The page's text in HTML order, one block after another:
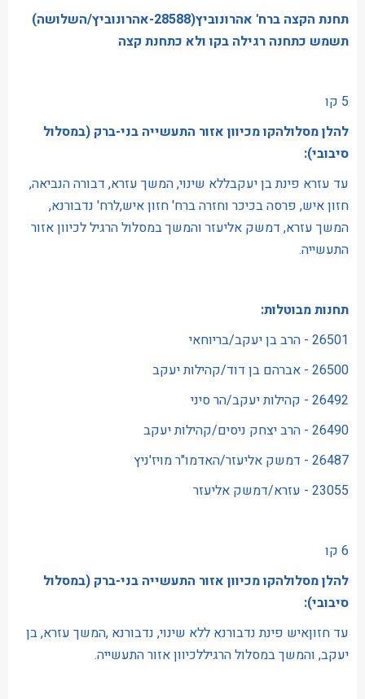
תחנת הקצה ברח' אהרונוביץ(28588-אהרונוביץ/השלושה)
תשמש כתחנה רגילה בקו ולא כתחנת קצה
5 קו
להלן מסלולהקו מכיוון אזור התעשייה בני-ברק (במסלול
סיבובי):
עד עזרא פינת בן יעקבללא שינוי, המשך עזרא, דבורה הנביאה,
חזון איש, פרסה בכיכר וחזרה ברח' חזון איש,לרח' נדבורנא,
המשך עזרא, דמשק אליעזר והמשך במסלול הרגיל לכיוון אזור
התעשייה.
תחנות מבוטלות:
26501 - הרב בן יעקב/בריוחאי
26500 - אברהם בן דוד/קהילות יעקב
26492 - קהילות יעקב/הר סיני
26490 - הרב יצחק ניסים/קהילות יעקב
26487 - דמשק אליעזר/האדמו"ר מויז'ניץ
23055 - עזרא/דמשק אליעזר
6 קו
להלן מסלולהקו מכיוון אזור התעשייה בני-ברק (במסלול
סיבובי):
עד חזוןאיש פינת נדבורנא ללא שינוי, נדבורנא ,המשך עזרא, בן
יעקב, והמשך במסלול הרגיללכיוון אזור התעשייה.